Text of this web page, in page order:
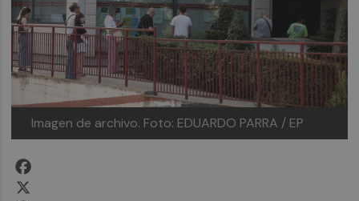
Imagen de archivo. Foto: EDUARDO PARRA / EP